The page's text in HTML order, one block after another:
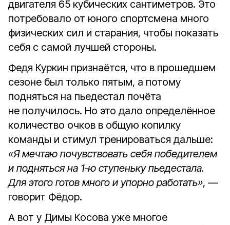
двигателя 65 кубических сантиметров. Это
потребовало от юного спортсмена много
физических сил и старания, чтобы показать
себя с самой лучшей стороны.
Федя Куркин признаётся, что в прошедшем
сезоне был только пятым, а потому
подняться на пьедестал почёта
не получилось. Но это дало определённое
количество очков в общую копилку
команды и стимул тренироваться дальше:
«Я мечтаю почувствовать себя победителем
и подняться на 1-ю ступеньку пьедестала.
Для этого готов много и упорно работать», —
говорит Фёдор.
А вот у Димы Косова уже многое